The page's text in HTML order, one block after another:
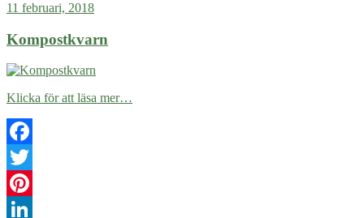
11 februari, 2018
Kompostkvarn
Klicka för att läsa mer…
Facebook
Twitter
Pinterest